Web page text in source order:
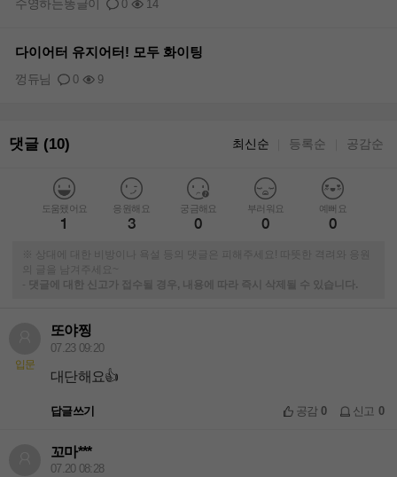
0 14
수영하는똥글이
다이어터 유지어터! 모두 화이팅
0 9
껑듀님
댓글 (10) 최신순 등록순 공감순
도움됐어요
1
응원해요
3
궁금해요
0
부러워요
0
예뻐요
0
※ 상대에 대한 비방이나 욕설 등의 댓글은 피해주세요! 따뜻한 격려와 응원
의 글을 남겨주세요~
-
댓글에 대한 신고가 접수될 경우, 내용에 따라 즉시 삭제될 수 있습니다.
입문
또야찡
07.23 09:20
대단해요👍
답글쓰기 공감0 신고 0
꼬마***
07.20 08:28